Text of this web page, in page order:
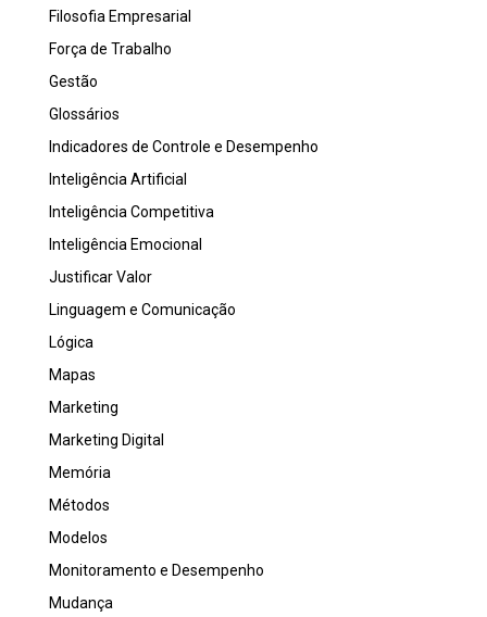
Filosofia Empresarial
Força de Trabalho
Gestão
Glossários
Indicadores de Controle e Desempenho
Inteligência Artificial
Inteligência Competitiva
Inteligência Emocional
Justificar Valor
Linguagem e Comunicação
Lógica
Mapas
Marketing
Marketing Digital
Memória
Métodos
Modelos
Monitoramento e Desempenho
Mudança